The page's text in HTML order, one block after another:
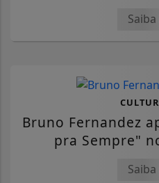
Bruno Fernandez
pra Sempre"